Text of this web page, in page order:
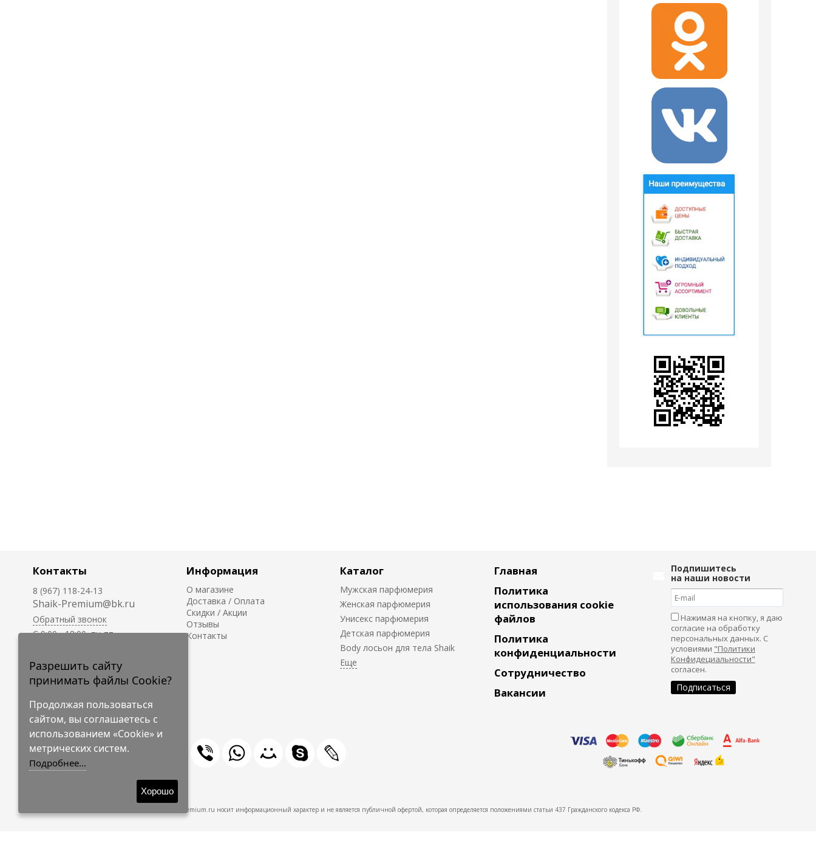
Контакты
8 (967) 118-24-13
Shaik-Premium@bk.ru
Обратный звонок
C 9:00 - 18:00, пн-пт
круглосуточно.
Информация
О магазине
Доставка / Оплата
Скидки / Акции
Отзывы
Контакты
Каталог
Мужская парфюмерия
Женская парфюмерия
Унисекс парфюмерия
Детская парфюмерия
Body лосьон для тела Shaik
Главная
Политика
использования cookie
файлов
Политика
конфиденциальности
Сотрудничество
Вакансии
Подпишитесь
на наши новости
Нажимая на кнопку, я даю
согласие на обработку
персональных данных. С
условиями "Политики
Конфидециальности"
согласен.
© 2009-2026 Shaik-Premium
Shaik-Premium.ru носит информационный характер и не является публичной офертой, которая определяется положениями статьи 437 Гражданского кодекса РФ.
Разрешить сайту
принимать файлы Cookie?
Продолжая пользоваться
сайтом, вы соглашаетесь с
использованием «Cookie» и
метрических систем.
Подробнее...
Хорошо